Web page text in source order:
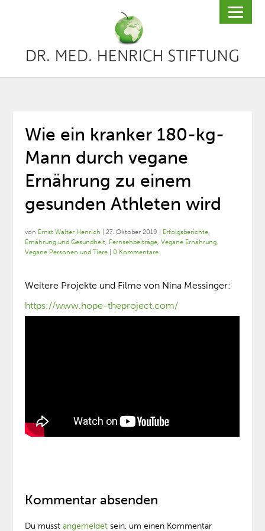
Wie ein kranker 180-kg-
Mann durch vegane
Ernährung zu einem
gesunden Athleten wird
von Ernst Walter Henrich |27. Oktober 2019 Erfolgsberichte,
Ernährung und Gesundheit, Fernsehbeiträge,Vegane Ernährung,
Vegane Personen und Tiere |0 Kommentare
Weitere Projekte und Filme von Nina Messinger:
https://www.hope-theproject.com/
Kommentar absenden
Du musstangemeldet sein, um einen Kommentar